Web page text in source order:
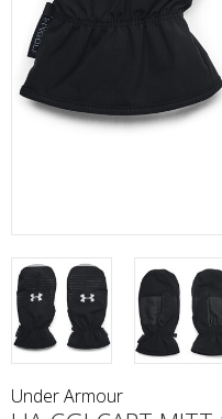
Under Armour